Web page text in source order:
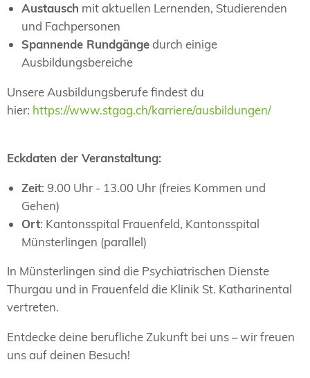
Austausch mit aktuellen Lernenden, Studierenden
und Fachpersonen
Spannende Rundgängedurch einige
Ausbildungsbereiche
Unsere Ausbildungsberufe findest du
hier: https://www.stgag.ch/karriere/ausbildungen/
Eckdaten der Veranstaltung:
Zeit: 9.00 Uhr - 13.00 Uhr (freies Kommen und
Gehen)
Ort: Kantonsspital Frauenfeld, Kantonsspital
Münsterlingen (parallel)
In Münsterlingen sind die Psychiatrischen Dienste
Thurgau und in Frauenfeld die Klinik St. Katharinental
vertreten.
Entdecke deine berufliche Zukunft bei uns – wir freuen
uns auf deinen Besuch!